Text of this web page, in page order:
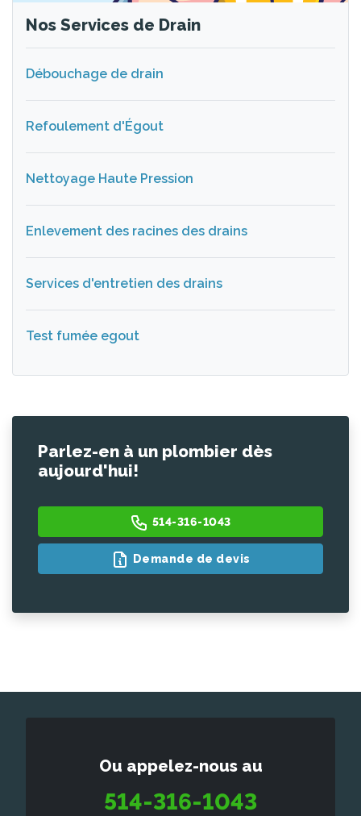
Nos Services de Drain
Débouchage de drain
Refoulement d'Égout
Nettoyage Haute Pression
Enlevement des racines des drains
Services d'entretien des drains
Test fumée egout
Parlez-en à un plombier dès
aujourd'hui!
514-316-1043
Demande de devis
Ou appelez-nous au
514-316-1043